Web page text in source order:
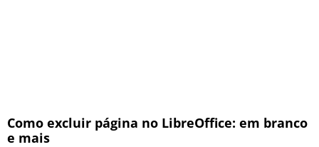
Como excluir página no LibreOffice: em branco
e mais